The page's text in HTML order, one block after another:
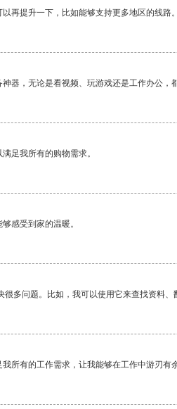
再提升一下，比如能够支持更多地区的线路。
器，无论是看视频、玩游戏还是工作办公
足我所有的购物需求。
感受到家的温暖。
多问题。比如，我可以使用它来查找资料、
所有的工作需求，让我能够在工作中游刃有余